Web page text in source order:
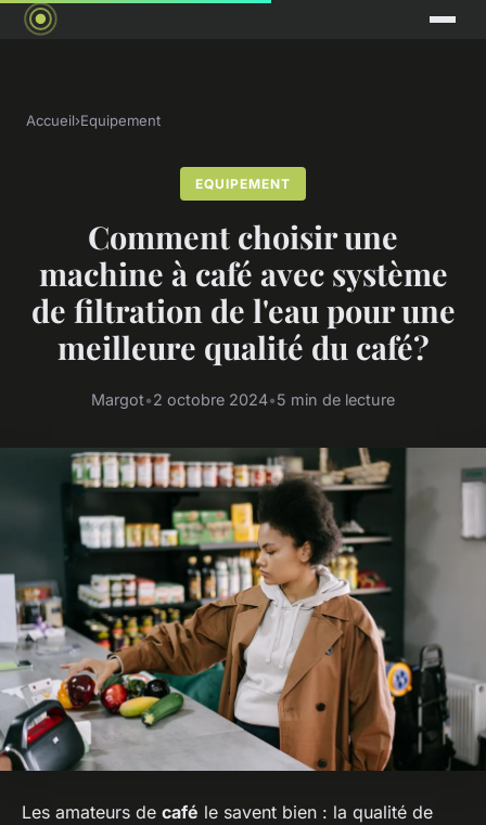
Accueil›Equipement
EQUIPEMENT
Comment choisir une
machine à café avec système
de filtration de l'eau pour une
meilleure qualité du café?
Margot•2 octobre 2024•5 min de lecture
Les amateurs de café le savent bien : la qualité de